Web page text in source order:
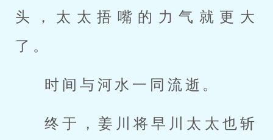
头，太太捂嘴的力气就更大
了。
时间与河水一同流逝。
终于，姜川将早川太太也斩